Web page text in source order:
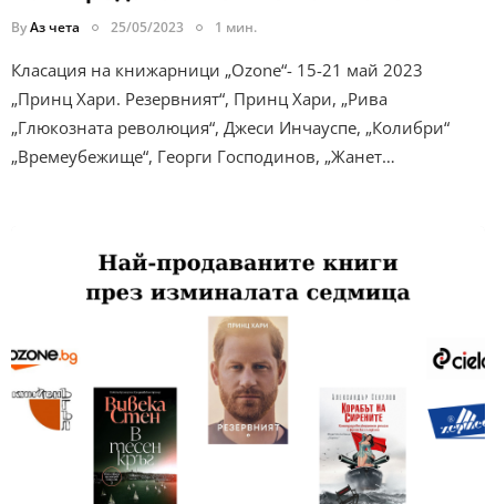
ByАз чета 25/05/2023 1 мин.
Класация на книжарници „Ozone“- 15-21 май 2023
„Принц Хари. Резервният“, Принц Хари, „Рива
„Глюкозната революция“, Джеси Инчауспе, „Колибри“
„Времеубежище“, Георги Господинов, „Жанет…